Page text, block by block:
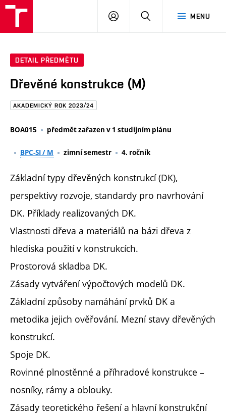
Brno
MENU
PŘIHLÁSIT
DETAIL PŘEDMĚTU
Dřevěné konstrukce (M)
AKADEMICKÝ ROK 2023/24
BOA015 předmět zařazen v 1 studijním plánu
BPC-SI / M zimní semestr 4. ročník
Základní typy dřevěných konstrukcí (DK),
perspektivy rozvoje, standardy pro navrhování
DK. Příklady realizovaných DK.
Vlastnosti dřeva a materiálů na bázi dřeva z
hlediska použití v konstrukcích.
Prostorová skladba DK.
Zásady vytváření výpočtových modelů DK.
Základní způsoby namáhání prvků DK a
metodika jejich ověřování. Mezní stavy dřevěných
konstrukcí.
Spoje DK.
Rovinné plnostěnné a příhradové konstrukce –
nosníky, rámy a oblouky.
Zásady teoretického řešení a hlavní konstrukční